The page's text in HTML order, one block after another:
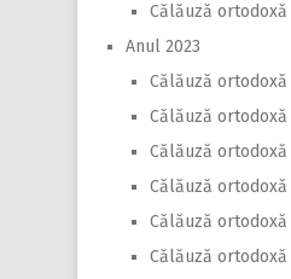
Călăuză ortodoxă
Anul 2023
Călăuză ortodoxă
Călăuză ortodoxă
Călăuză ortodoxă
Călăuză ortodoxă
Călăuză ortodoxă
Călăuză ortodoxă